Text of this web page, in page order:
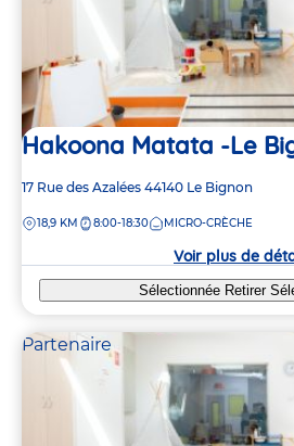
Hakoona Matata -Le
Adresse
la
17 Rue des Azalées 44140 Le Bignon
DISTANCE
18,9 KM 8:00-18:30 MICRO-CRÈCHE
Voir plus de
Sélectionnée Retirer
Partenaire